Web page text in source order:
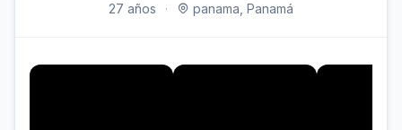
27 años · panama, Panamá